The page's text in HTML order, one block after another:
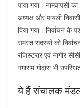
पाया गया। नामवापसी
अध्यक्ष और पायली
दिया गया। निर्वाचन के
समस्त सदस्यों को
रजिस्ट्रार एवं नागौर
गंगाराम गोदारा भी
ये हैं संचालक